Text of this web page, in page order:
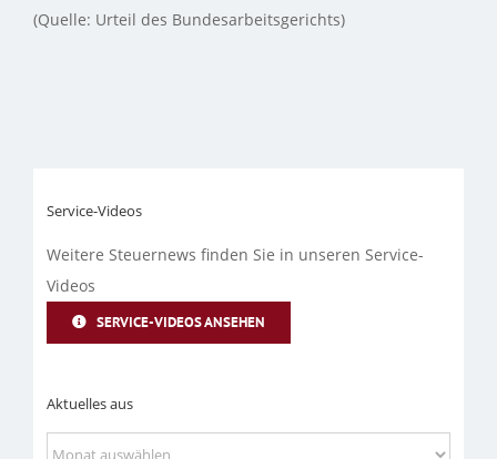
(Quelle: Urteil des Bundesarbeitsgerichts)
Service-Videos
Weitere Steuernews finden Sie in unseren Service-
Videos
SERVICE-VIDEOS ANSEHEN
Aktuelles aus
Aktuelles